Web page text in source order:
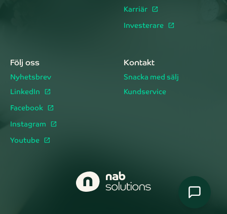
Karriär
Investerare
Följ oss
Nyhetsbrev
LinkedIn
Facebook
Instagram
Youtube
Kontakt
Snacka med sälj
Kundservice